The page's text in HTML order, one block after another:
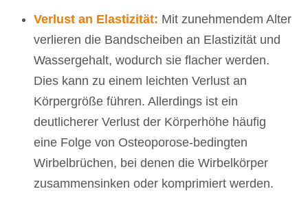
Verlust an Elastizität: Mit zunehmendem Alter
verlieren die Bandscheiben an Elastizität und
Wassergehalt, wodurch sie flacher werden.
Dies kann zu einem leichten Verlust an
Körpergröße führen. Allerdings ist ein
deutlicherer Verlust der Körperhöhe häufig
eine Folge von Osteoporose-bedingten
Wirbelbrüchen, bei denen die Wirbelkörper
zusammensinken oder komprimiert werden.